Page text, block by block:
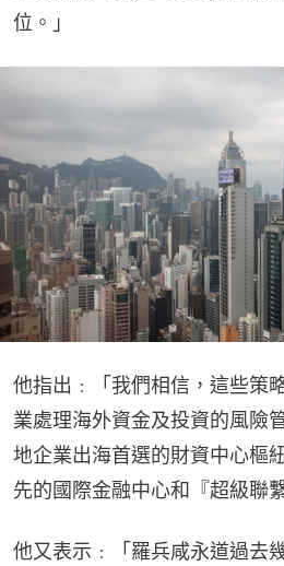
位。」
他指出﹕「我們相信，這些策
業處理海外資金及投資的風險
地企業出海首選的財資中心樞
先的國際金融中心和『超級聯
他又表示﹕「羅兵咸永道過去